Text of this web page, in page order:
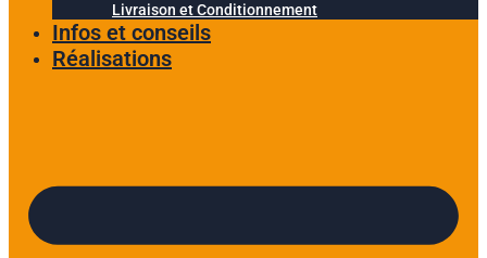
Livraison et Conditionnement
Infos et conseils
Réalisations